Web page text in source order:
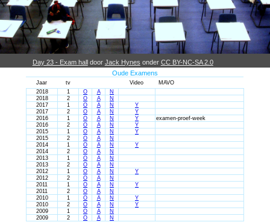
Day 23 - Exam halldoor Jack Hynes onder CC BY-NC-SA 2.0
Oude Examens
Jaar tv Video
MAVO
2018
1 O A
N
2018
2 O A
N
2017
1 O A N
Y
2017
2 O A N
Y
2016
1 O A N Y
examen-proef-week
2016
2 O A N
Y
2015
1 O A N
Y
2015
2 O A
N
2014
1 O A N
Y
2014
2 O A
N
2013
1 O A
N
2013
2 O A
N
2012
1 O A N
Y
2012
2 O A
N
2011
1 O A N
Y
2011
2 O A
N
2010
1 O A N
Y
2010
2 O A N
Y
2009
1 O A
N
2009
2 O A N